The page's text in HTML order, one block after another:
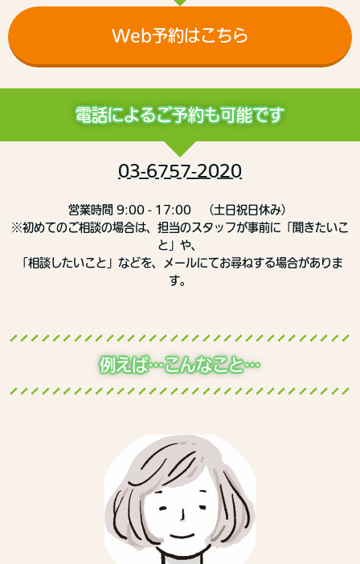
Web予約はこちら
電話によるご予約も可能です
03-6757-2020
営業時間 9:00 - 17:00 （土日祝日休み）
※初めてのご相談の場合は、担当のスタッフが事前に「聞きたいこ
と」や、
「相談したいこと」などを、メールにてお尋ねする場合がありま
す。
例えば…こんなこと…